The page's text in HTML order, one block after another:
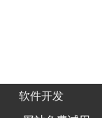
软件开发